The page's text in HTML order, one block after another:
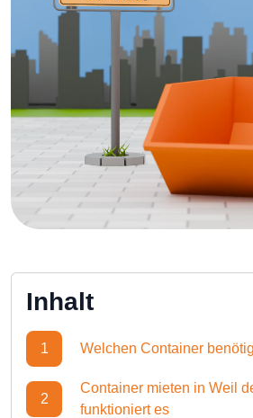
Inhalt
1 Welchen Container
2
Container mieten in Weil
funktioniert es